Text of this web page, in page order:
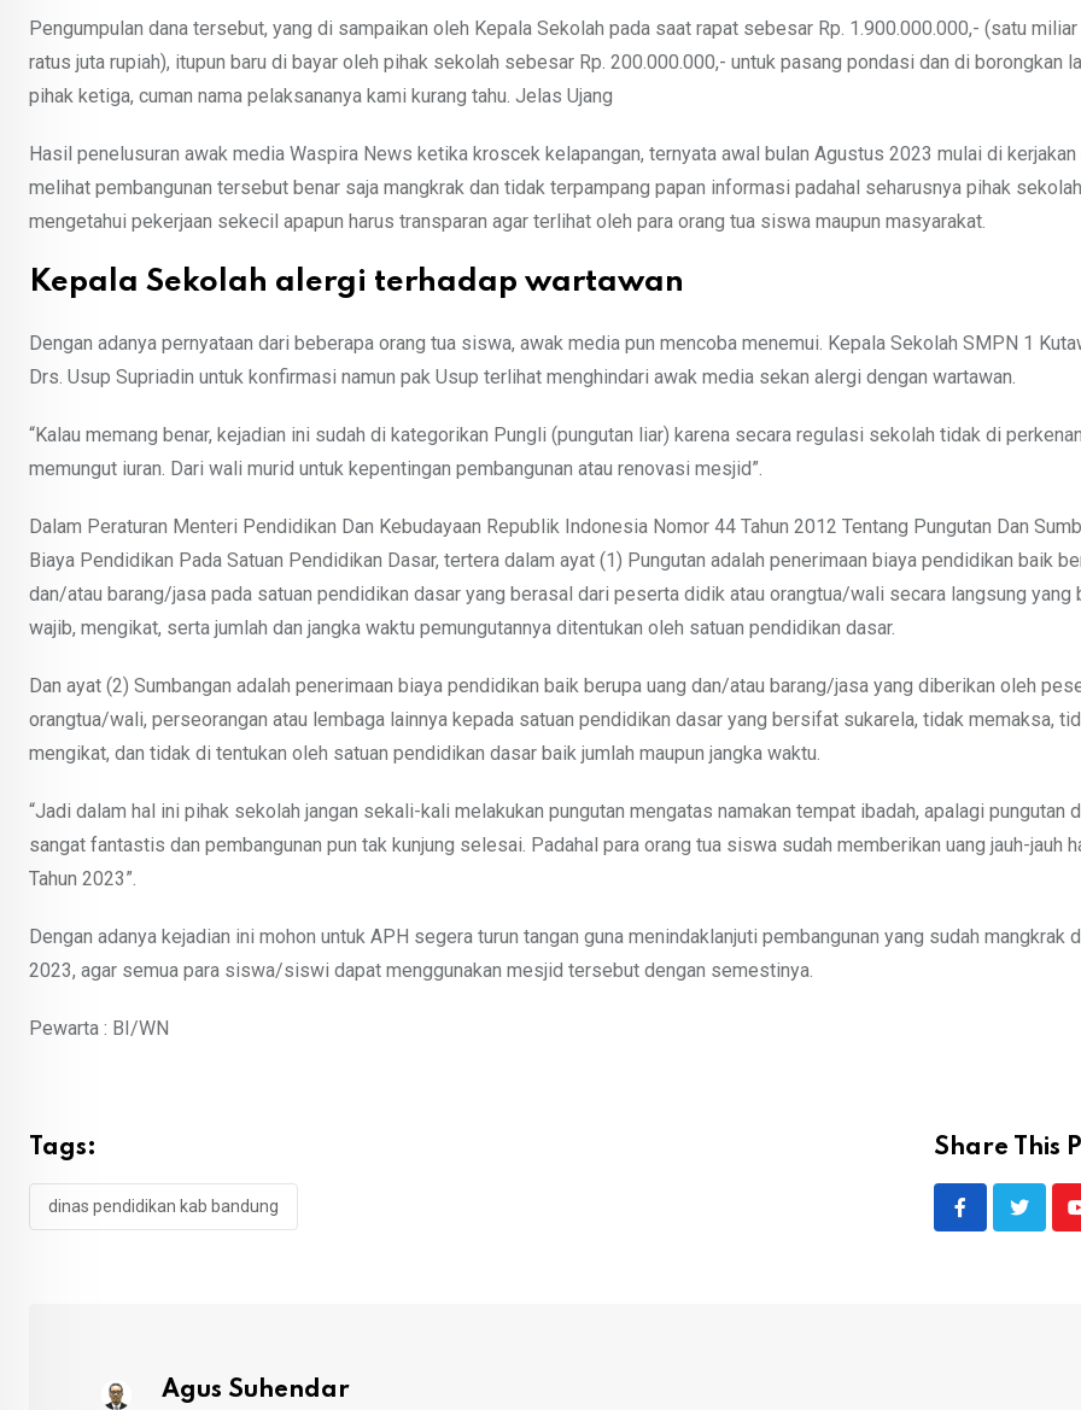
Pengumpulan dana tersebut, yang di sampaikan oleh Kepala Sekolah pada saat rapat sebesar Rp. 1.900.000.000,- (satu
ratus juta rupiah), itupun baru di bayar oleh pihak sekolah sebesar Rp. 200.000.000,- untuk pasang pondasi dan di borongkan
pihak ketiga, cuman nama pelaksananya kami kurang tahu. Jelas Ujang
Hasil penelusuran awak media Waspira News ketika kroscek kelapangan, ternyata awal bulan Agustus 2023 mulai di kerjakan
melihat pembangunan tersebut benar saja mangkrak dan tidak terpampang papan informasi padahal seharusnya pihak sekolah
mengetahui pekerjaan sekecil apapun harus transparan agar terlihat oleh para orang tua siswa maupun masyarakat.
Kepala Sekolah alergi terhadap wartawan
Dengan adanya pernyataan dari beberapa orang tua siswa, awak media pun mencoba menemui. Kepala Sekolah SMPN 1
Drs. Usup Supriadin untuk konfirmasi namun pak Usup terlihat menghindari awak media sekan alergi dengan wartawan.
“Kalau memang benar, kejadian ini sudah di kategorikan Pungli (pungutan liar) karena secara regulasi sekolah tidak di
memungut iuran. Dari wali murid untuk kepentingan pembangunan atau renovasi mesjid”.
Dalam Peraturan Menteri Pendidikan Dan Kebudayaan Republik Indonesia Nomor 44 Tahun 2012 Tentang Pungutan Dan
Biaya Pendidikan Pada Satuan Pendidikan Dasar, tertera dalam ayat (1) Pungutan adalah penerimaan biaya pendidikan baik
dan/atau barang/jasa pada satuan pendidikan dasar yang berasal dari peserta didik atau orangtua/wali secara langsung yang
wajib, mengikat, serta jumlah dan jangka waktu pemungutannya ditentukan oleh satuan pendidikan dasar.
Dan ayat (2) Sumbangan adalah penerimaan biaya pendidikan baik berupa uang dan/atau barang/jasa yang diberikan oleh
orangtua/wali, perseorangan atau lembaga lainnya kepada satuan pendidikan dasar yang bersifat sukarela, tidak memaksa,
mengikat, dan tidak di tentukan oleh satuan pendidikan dasar baik jumlah maupun jangka waktu.
“Jadi dalam hal ini pihak sekolah jangan sekali-kali melakukan pungutan mengatas namakan tempat ibadah, apalagi pungutan
sangat fantastis dan pembangunan pun tak kunjung selesai. Padahal para orang tua siswa sudah memberikan uang jauh-jauh
Tahun 2023”.
Dengan adanya kejadian ini mohon untuk APH segera turun tangan guna menindaklanjuti pembangunan yang sudah mangkrak
2023, agar semua para siswa/siswi dapat menggunakan mesjid tersebut dengan semestinya.
Pewarta : BI/WN
Tags:
dinas pendidikan kab bandung
Share This
Agus Suhendar